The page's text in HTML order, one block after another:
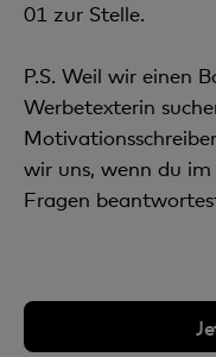
01 zur Stelle.
P.S. Weil wir einen
Werbetexterin
wir uns, wenn du
Fragen